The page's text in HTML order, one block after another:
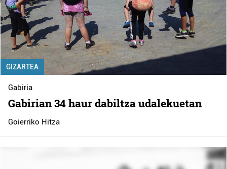
GIZARTEA
Gabiria
Gabirian 34 haur dabiltza udalekuetan
Goierriko Hitza